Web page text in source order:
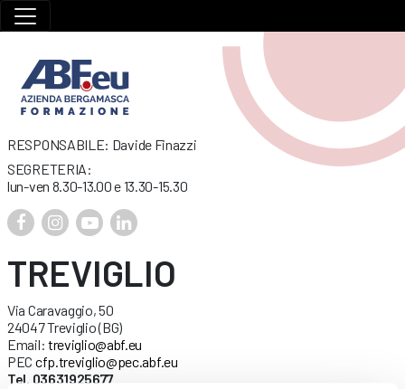
RESPONSABILE: Davide Finazzi
SEGRETERIA:
lun-ven 8.30-13.00 e 13.30-15.30
TREVIGLIO
Via Caravaggio, 50
24047 Treviglio (BG)
Email: treviglio@abf.eu
PEC cfp.treviglio@pec.abf.eu
Tel. 03631925677